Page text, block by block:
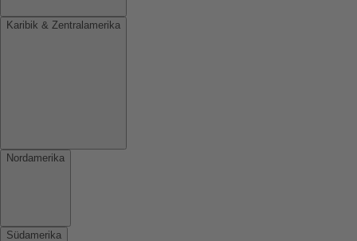
Karibik & Zentralamerika
Nordamerika
Südamerika